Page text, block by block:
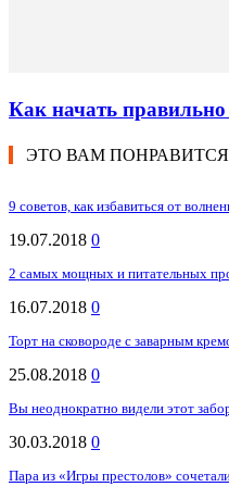
Как начать правильно
ЭТО ВАМ ПОНРАВИТСЯ
9 советов, как избавиться от
19.07.2018 0
2 самых мощных и питательных
16.07.2018 0
Торт на сковороде с заварным
25.08.2018 0
Вы неоднократно видели этот
30.03.2018 0
Пара из «Игры престолов»